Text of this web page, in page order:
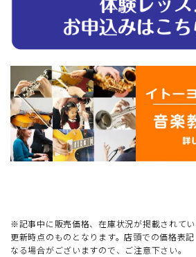
※記事中に販売価格、在庫状況が掲載されて
更新時点のものとなります。店頭での価格表
なる場合がございますので、ご注意下さい。